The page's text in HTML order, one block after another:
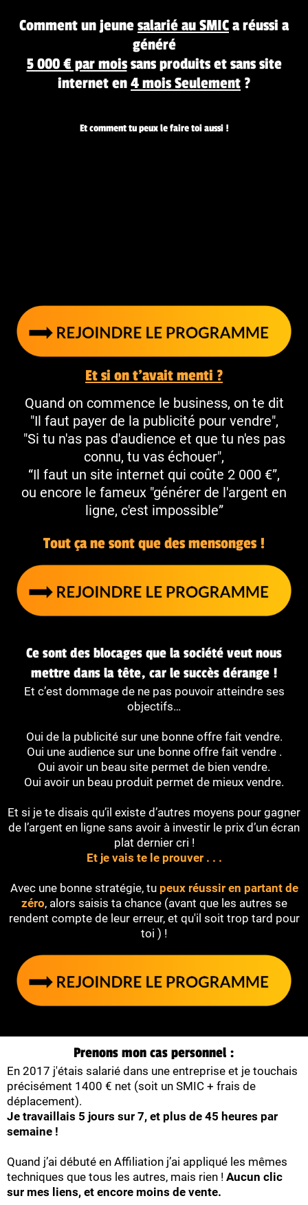
Comment un jeunesalarié au SMICa réussi a
généré
5 000 € par moissans produits et sans site
internet en4 mois Seulement ?
Et comment tu peux le faire toi aussi !
Et si on t’avait menti ?
Quand on commence le business, on te dit
"Il faut payer de la publicité pour vendre",
"Si tu n'as pas d'audience et que tu n'es pas
connu, tu vas échouer",
“Il faut un site internet qui coûte 2 000 €”,
ou encore le fameux "générer de l'argent en
ligne, c'est impossible”
Tout ça ne sont que des mensonges !
Ce sont des blocages que la société veut nous
mettre dans la tête, car le succès dérange !
Et c’est dommage de ne pas pouvoir atteindre ses
objectifs…
Oui de la publicité sur une bonne offre fait vendre.
Oui une audience sur une bonne offre fait vendre .
Oui avoir un beau site permet de bien vendre.
Oui avoir un beau produit permet de mieux vendre.
Et si je te disais qu’il existe d’autres moyens pour gagner
de l’argent en ligne sans avoir à investir le prix d’un écran
plat dernier cri !
Et je vais te le prouver . . .
Avec une bonne stratégie, tu peux réussir en partant de
zéro, alors saisis ta chance (avant que les autres se
rendent compte de leur erreur, et qu'il soit trop tard pour
toi ) !
Prenons mon cas personnel :
En 2017 j'étais salarié dans une entreprise et je touchais
précisément 1400 € net (soit un SMIC + frais de
déplacement).
Je travaillais 5 jours sur 7, et plus de 45 heures par
semaine !
Quand j’ai débuté en Affiliation j’ai appliqué les mêmes
techniques que tous les autres, mais rien ! Aucun clic
sur mes liens, et encore moins de vente.